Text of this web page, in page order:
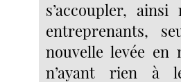
s’accoupler,
entreprenants,
nouvelle levée en
n’ayant rien à